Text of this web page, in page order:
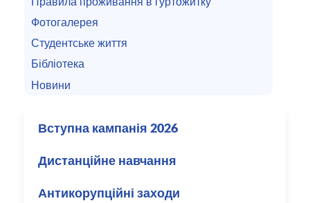
Фотогалерея
Студентське життя
Бібліотека
Новини
Вступна кампанія 2026
Дистанційне навчання
Антикорупційні заходи